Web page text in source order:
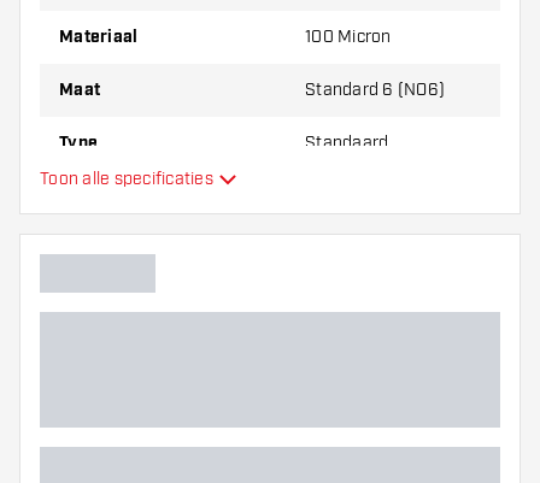
Materiaal 100 Micron
Maat Standard 6 (NO6)
Type Standaard
Hoofdkleur
Toon alle specificaties